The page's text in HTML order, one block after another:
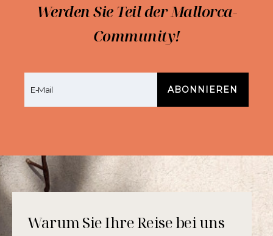
Werden Sie Teil der Mallorca-
Community!
Warum Sie Ihre Reise bei uns